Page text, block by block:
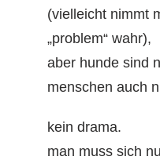
(vielleicht nimmt
„problem“ wahr),
aber hunde sind
menschen auch
kein drama.
man muss sich